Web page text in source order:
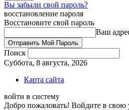
Вы забыли свой пароль?
восстановление пароля
Восстановите свой пароль
Ваш
Поиск
Суббота, 8 августа, 2026
Карта сайта
войти в систему
Добро пожаловать! Войдите в свою